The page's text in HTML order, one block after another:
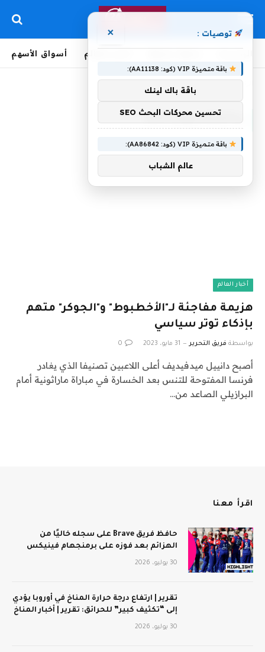
أخبار العالم أسواق الأسهم
وQUOTالجوكرQUOT
أخبار العالم
هزيمة مفاجئة لـ"الأخطبوط" و"الجوكر" متهم
بإذكاء توتر سياسي
بواسطة فريق التحرير 31 مايو، 2023 0
أصبح دانييل ميدفيديف أعلى اللاعبين تصنيفا الذي يغادر
فرنسا المفتوحة للتنس بعد الخسارة في مباراة ماراثونية أمام
البرازيلي الصاعد من…
اقرأ معنا
حافظ فريق Brave على سجله خاليًا من
الهزائم بعد فوزه على برمنجهام فينيكس
30 يوليو، 2026
تقرير | ارتفاع درجة حرارة المناخ في أوروبا يؤدي
إلى “تكثيف كبير” للحرائق: تقرير | أخبار المناخ
30 يوليو، 2026
توصيات : ×
باقة متميزة VIP (كود: AA11138):
باقة باك لينك
تحسين محركات البحث SEO
باقة متميزة VIP (كود: AA86842):
عالم الشباب